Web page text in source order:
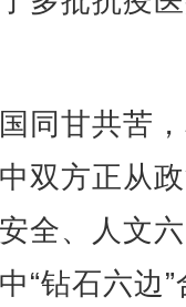
甘共苦
双方正从
全、人文
“钻石六边”